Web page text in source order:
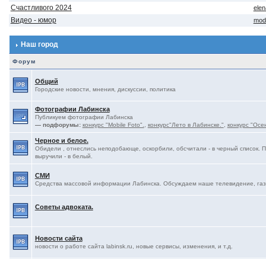
Счастливого 2024
Видео - юмор
Наш город
Форум
Общий
Городские новости, мнения, дискуссии, политика
Фотографии Лабинска
Публикуем фотографии Лабинска
— подфорумы: конкурс "Mobile Foto". конкурс"Лето в Лабинске." конкурс
Черное и белое.
Обидели , отнеслись неподобающе, оскорбили, обсчитали - в черный список.
выручили - в белый.
СМИ
Средства массовой информации Лабинска. Обсуждаем наше телевидение,
Советы адвоката.
Новости сайта
новости о работе сайта labinsk.ru, новые сервисы, изменения, и т.д.